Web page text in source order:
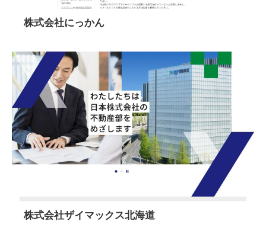
株式会社にっかん
株式会社ザイマックス北海道